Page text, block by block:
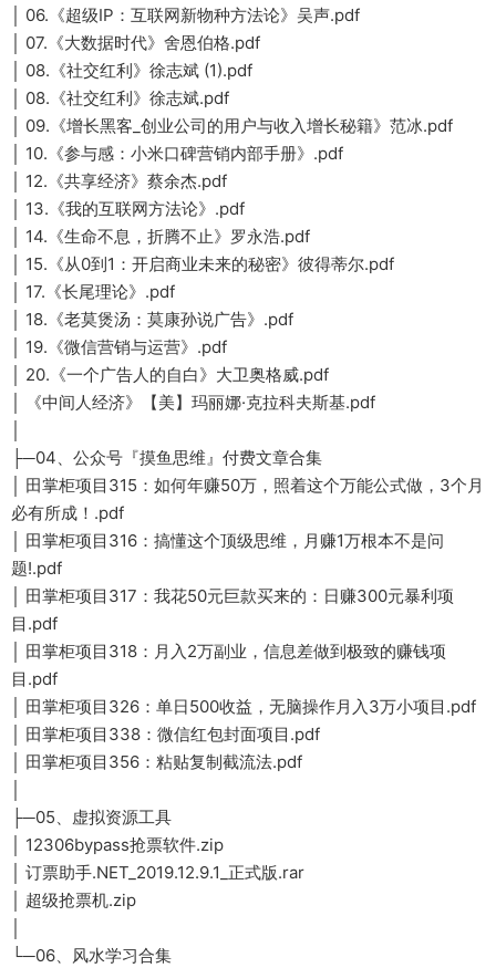
│ 06.《超级IP：互联网新物种方法论》吴声.pdf
│ 07.《大数据时代》舍恩伯格.pdf
│ 08.《社交红利》徐志斌 (1).pdf
│ 08.《社交红利》徐志斌.pdf
│ 09.《增长黑客_创业公司的用户与收入增长秘籍》范冰.pdf
│ 10.《参与感：小米口碑营销内部手册》.pdf
│ 12.《共享经济》蔡余杰.pdf
│ 13.《我的互联网方法论》.pdf
│ 14.《生命不息，折腾不止》罗永浩.pdf
│ 15.《从0到1：开启商业未来的秘密》彼得蒂尔.pdf
│ 17.《长尾理论》.pdf
│ 18.《老莫煲汤：莫康孙说广告》.pdf
│ 19.《微信营销与运营》.pdf
│ 20.《一个广告人的自白》大卫奥格威.pdf
│ 《中间人经济》【美】玛丽娜·克拉科夫斯基.pdf
├─04、公众号『摸鱼思维』付费文章合集
│ 田掌柜项目315：如何年赚50万，照着这个万能公式做，3个月
必有所成！.pdf
│ 田掌柜项目316：搞懂这个顶级思维，月赚1万根本不是问
题!.pdf
│ 田掌柜项目317：我花50元巨款买来的：日赚300元暴利项
目.pdf
│ 田掌柜项目318：月入2万副业，信息差做到极致的赚钱项
目.pdf
│ 田掌柜项目326：单日500收益，无脑操作月入3万小项目.pdf
│ 田掌柜项目338：微信红包封面项目.pdf
│ 田掌柜项目356：粘贴复制截流法.pdf
├─05、虚拟资源工具
│ 12306bypass抢票软件.zip
│ 订票助手.NET_2019.12.9.1_正式版.rar
│ 超级抢票机.zip
└─06、风水学习合集